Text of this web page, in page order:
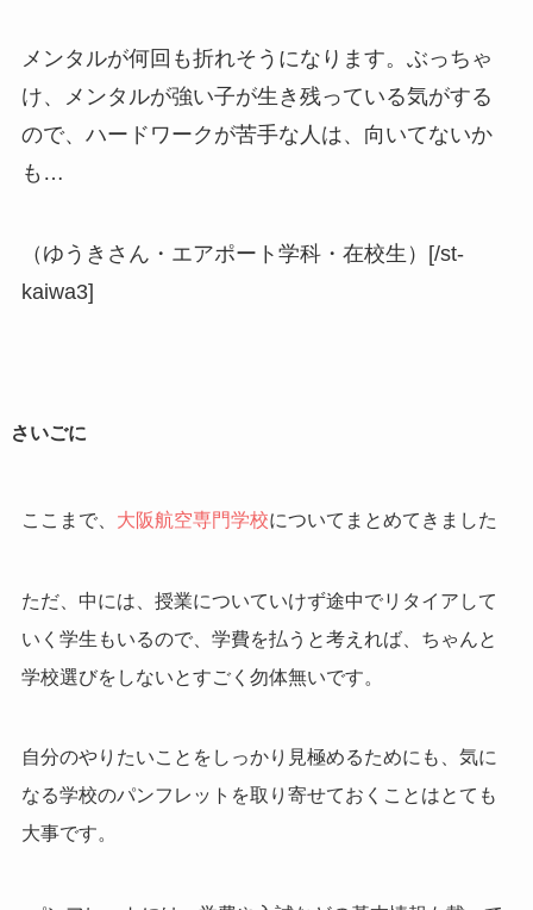
メンタルが何回も折れそうになります。ぶっちゃ
け、メンタルが強い子が生き残っている気がする
ので、ハードワークが苦手な人は、向いてないか
も…
（ゆうきさん・エアポート学科・在校生）[/st-
kaiwa3]
さいごに
ここまで、 大阪航空専門学校についてまとめてきました
ただ、中には、授業についていけず途中でリタイアして
いく学生もいるので、学費を払うと考えれば、ちゃんと
学校選びをしないとすごく勿体無いです。
自分のやりたいことをしっかり見極めるためにも、気に
なる学校のパンフレットを取り寄せておくことはとても
大事です。